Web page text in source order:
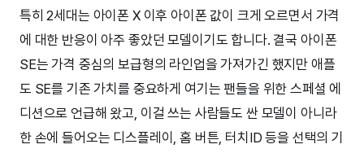
특히 2세대는 아이폰 X 이후 아이폰 값이 크게 오르면서 가격
에 대한 반응이 아주 좋았던 모델이기도 합니다. 결국 아이폰
SE는 가격 중심의 보급형의 라인업을 가져가긴 했지만 애플
도 SE를 기존 가치를 중요하게 여기는 팬들을 위한 스페셜 에
디션으로 언급해 왔고, 이걸 쓰는 사람들도 싼 모델이 아니라
한 손에 들어오는 디스플레이, 홈 버튼, 터치ID 등을 선택의 기